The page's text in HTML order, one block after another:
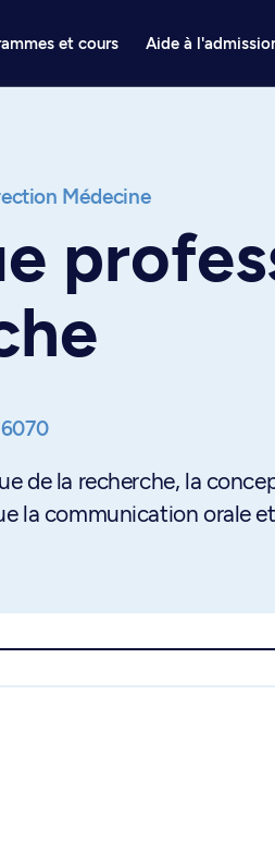
et cours Aide à
Médecine
de la recherche, la
la communication orale